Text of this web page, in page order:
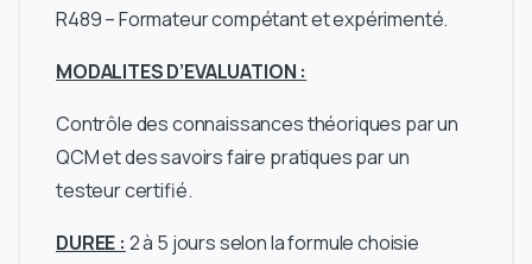
R489 – Formateur compétant et expérimenté.
MODALITES D’EVALUATION :
Contrôle des connaissances théoriques par un
QCM et des savoirs faire pratiques par un
testeur certifié.
DUREE : 2 à 5 jours selon la formule choisie